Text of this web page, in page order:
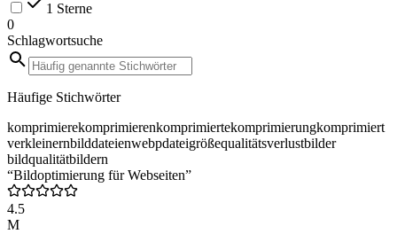
1 Sterne
0
Schlagwortsuche
Häufige Stichwörter
komprimierekomprimierenkomprimiertekomprimierungkomprimiert
verkleinernbilddateienwebpdateigrößequalitätsverlustbilder
bildqualitätbildern
“Bildoptimierung für Webseiten”
4.5
M